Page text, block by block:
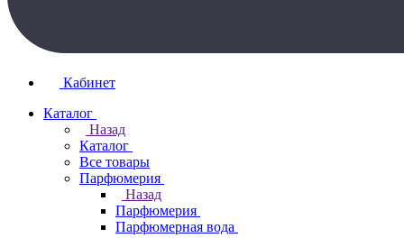
Кабинет
Каталог
Назад
Каталог
Все товары
Парфюмерия
Назад
Парфюмерия
Парфюмерная вода